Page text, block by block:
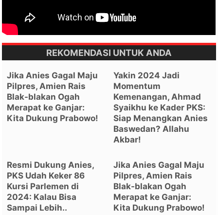
REKOMENDASI UNTUK ANDA
Jika Anies Gagal Maju
Pilpres, Amien Rais
Blak-blakan Ogah
Merapat ke Ganjar:
Kita Dukung Prabowo!
Yakin 2024 Jadi
Momentum
Kemenangan, Ahmad
Syaikhu ke Kader PKS:
Siap Menangkan Anies
Baswedan? Allahu
Akbar!
Resmi Dukung Anies,
PKS Udah Keker 86
Kursi Parlemen di
2024: Kalau Bisa
Sampai Lebih..
Jika Anies Gagal Maju
Pilpres, Amien Rais
Blak-blakan Ogah
Merapat ke Ganjar:
Kita Dukung Prabowo!